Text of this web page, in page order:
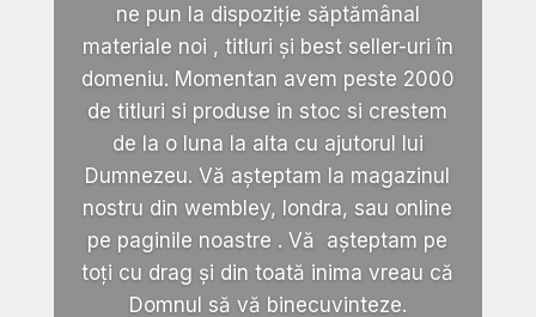
ne pun la dispoziție săptămânal
materiale noi , titluri și best seller-uri în
domeniu. Momentan avem peste 2000
de titluri si produse in stoc si crestem
de la o luna la alta cu ajutorul lui
Dumnezeu. Vă așteptam la magazinul
nostru din wembley, londra, sau online
pe paginile noastre . Vă așteptam pe
toți cu drag și din toată inima vreau că
Domnul să vă binecuvinteze.